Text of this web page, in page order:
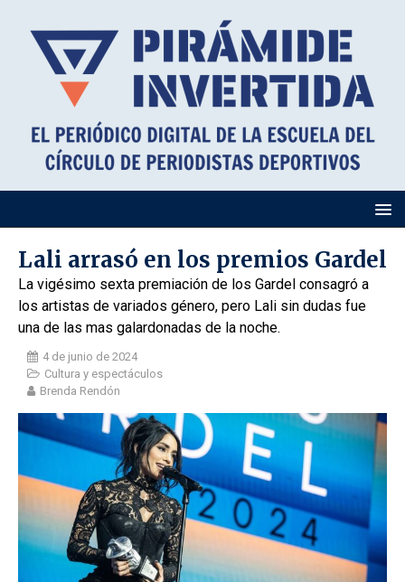
Lali arrasó en los premios Gardel
La vigésimo sexta premiación de los Gardel consagró a
los artistas de variados género, pero Lali sin dudas fue
una de las mas galardonadas de la noche.
4 de junio de 2024
Cultura y espectáculos
Brenda Rendón